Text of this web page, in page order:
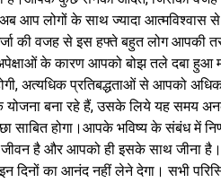
आप लोगों के साथ ज्यादा आत्मविश्वास से
की वजह से इस हफ्ते बहुत लोग आपकी
के कारण आपको बोझ तले दबा हुआ
अत्यधिक प्रतिबद्धताओं से आपको अधिक
योजना बना रहे हैं, उसके लिये यह समय
होगा।आपके भविष्य के संबंध में
जीवन है और आपको ही इसके साथ जीना
का आनंद नहीं लेने देगा। सभी